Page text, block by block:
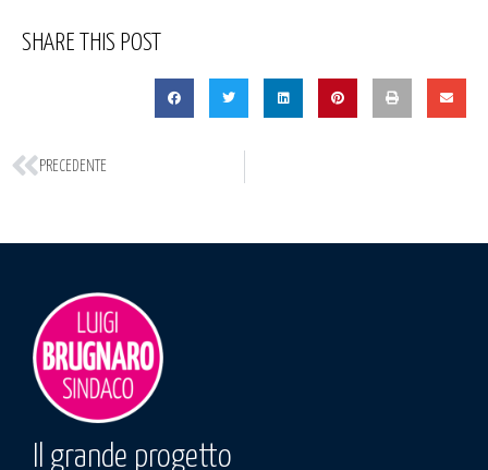
SHARE THIS POST
PRECEDENTE
Il grande progetto